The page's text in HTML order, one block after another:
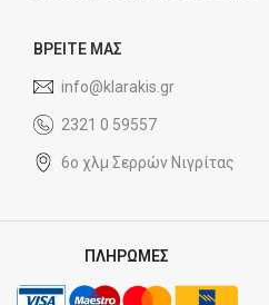
ΒΡΕΙΤΕ ΜΑΣ
info@klarakis.gr
2321 0 59557
6ο χλμ Σερρών Νιγρίτας
ΠΛΗΡΩΜΕΣ